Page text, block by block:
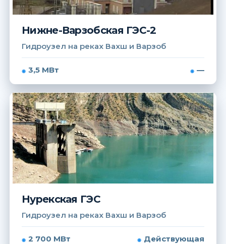
Нижне-Варзобская ГЭС-2
Гидроузел на реках Вахш и Варзоб
3,5 МВт —
Нурекская ГЭС
Гидроузел на реках Вахш и Варзоб
2 700 МВт Действующая